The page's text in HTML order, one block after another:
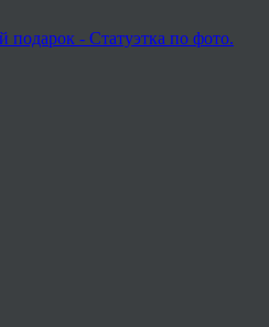
- Статуэтка по фото.